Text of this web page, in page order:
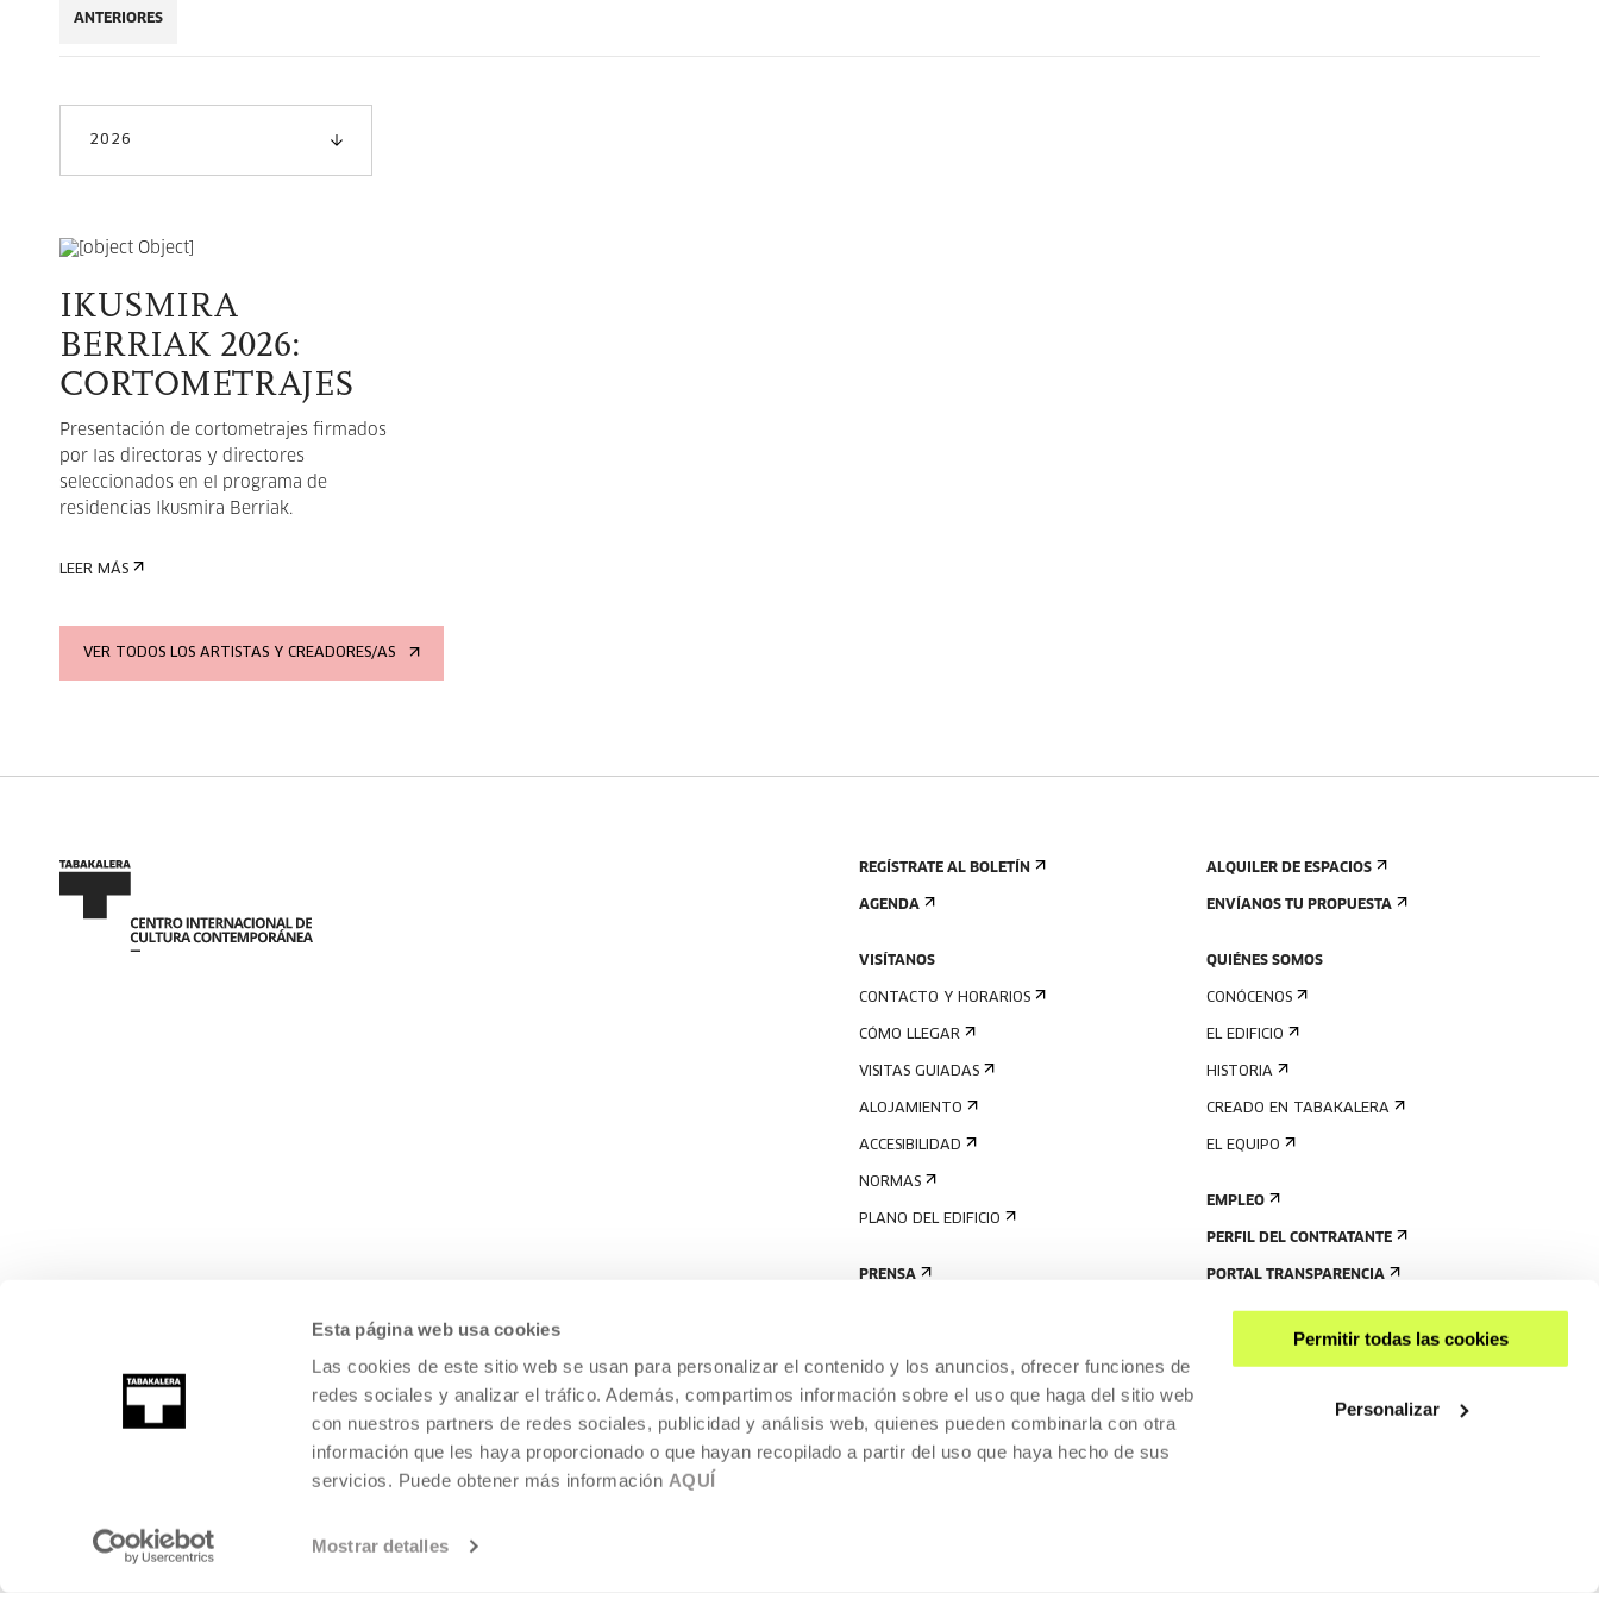
Esta página web usa cookies
Las cookies de este sitio web se usan para personalizar el contenido y los anuncios, ofrecer funciones de
redes sociales y analizar el tráfico. Además, compartimos información sobre el uso que haga del sitio web
con nuestros partners de redes sociales, publicidad y análisis web, quienes pueden combinarla con otra
información que les haya proporcionado o que hayan recopilado a partir del uso que haya hecho de sus
servicios. Puede obtener más información AQUÍ
Mostrar detalles
Permitir todas las cookies
Personalizar
ANTERIORES
2026
IKUSMIRA
BERRIAK 2026:
CORTOMETRAJES
Presentación de cortometrajes firmados
por las directoras y directores
seleccionados en el programa de
residencias Ikusmira Berriak.
LEER MÁS
VER TODOS LOS ARTISTAS Y CREADORES/AS
REGÍSTRATE AL BOLETÍN
AGENDA
VISÍTANOS
CONTACTO Y HORARIOS
CÓMO LLEGAR
VISITAS GUIADAS
ALOJAMIENTO
ACCESIBILIDAD
NORMAS
PLANO DEL EDIFICIO
PRENSA
ALQUILER DE ESPACIOS
ENVÍANOS TU PROPUESTA
QUIÉNES SOMOS
CONÓCENOS
EL EDIFICIO
HISTORIA
CREADO EN TABAKALERA
EL EQUIPO
EMPLEO
PERFIL DEL CONTRATANTE
PORTAL TRANSPARENCIA
2026 TABAKALERA.
CENTRO INTERNACIONAL DE CULTURA CONTEMPORÁNEA,